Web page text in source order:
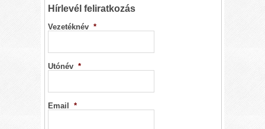
Hírlevél feliratkozás
Vezetéknév *
Utónév *
Email *